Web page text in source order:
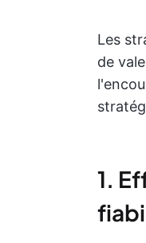
Les
de
1.